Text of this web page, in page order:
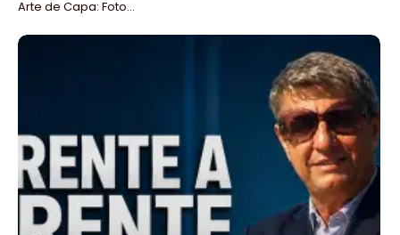
Arte de Capa: Foto...